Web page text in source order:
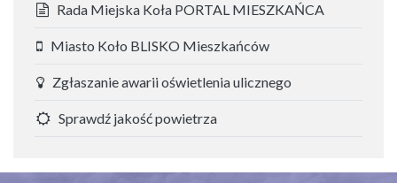
Rada Miejska Koła PORTAL MIESZKAŃCA
Miasto Koło BLISKO Mieszkańców
Zgłaszanie awarii oświetlenia ulicznego
Sprawdź jakość powietrza